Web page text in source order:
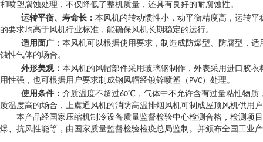
和喷塑腐蚀处理，不仅降低了整机质量，还具有良好的耐腐蚀性。
运转平衡、寿命长： 本风机的转动惯性小，动平衡精度高，运转
的要求均高于风机行业标准，能确保风机长期稳定的运行。
适用面广： 本风机可以根据使用要求，制造成防爆型、防腐型，
蚀性气体的场合。
外形美观： 本风机的风帽部件采用玻璃钢制作，外表采用进口胶
用性强，也可根据用户要求制成钢风帽经镀锌喷塑（PVC）处理。
使用条件： 介质温度不超过60℃，气体中不允许含有过量粘性物质
质温度高的场合，上虞通风机的消防高温排烟风机可制成屋顶风机供用
本产品经国家压缩机制冷设备质量监督检验中心检测合格，检测项
爆、抗风性能等，由国家质量监督检验检疫总局监制。并颁布全国工业